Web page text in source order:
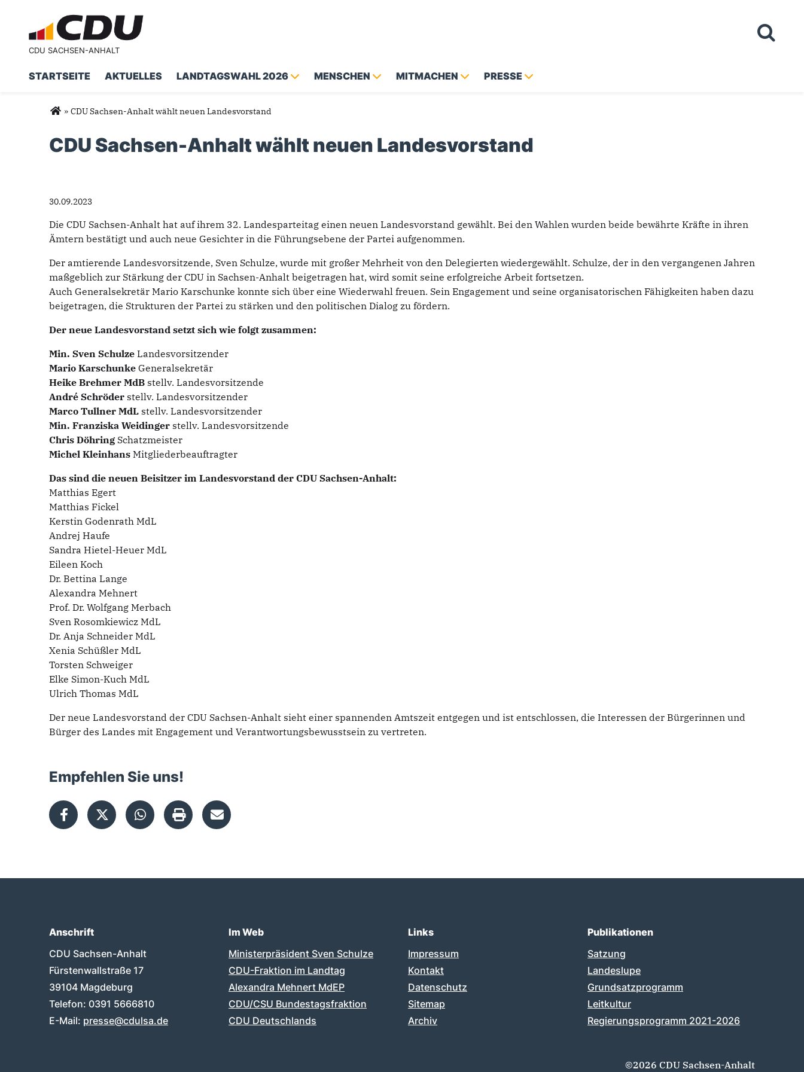
CDU SACHSEN-ANHALT
STARTSEITE AKTUELLES LANDTAGSWAHL 2026 MENSCHEN MITMACHEN PRESSE
Suchformular
Suche
Sie sind hier
» CDU Sachsen-Anhalt wählt neuen Landesvorstand
CDU Sachsen-Anhalt wählt neuen Landesvorstand
30.09.2023
Die CDU Sachsen-Anhalt hat auf ihrem 32. Landesparteitag einen neuen Landesvorstand gewählt. Bei den Wahlen wurden beide bewährte Kräfte in ihren
Ämtern bestätigt und auch neue Gesichter in die Führungsebene der Partei aufgenommen.
Der amtierende Landesvorsitzende, Sven Schulze, wurde mit großer Mehrheit von den Delegierten wiedergewählt. Schulze, der in den vergangenen Jahren
maßgeblich zur Stärkung der CDU in Sachsen-Anhalt beigetragen hat, wird somit seine erfolgreiche Arbeit fortsetzen.
Auch Generalsekretär Mario Karschunke konnte sich über eine Wiederwahl freuen. Sein Engagement und seine organisatorischen Fähigkeiten haben dazu
beigetragen, die Strukturen der Partei zu stärken und den politischen Dialog zu fördern.
Der neue Landesvorstand setzt sich wie folgt zusammen:
Min. Sven Schulze Landesvorsitzender
Mario Karschunke Generalsekretär
Heike Brehmer MdB stellv. Landesvorsitzende
André Schröder stellv. Landesvorsitzender
Marco Tullner MdL stellv. Landesvorsitzender
Min. Franziska Weidinger stellv. Landesvorsitzende
Chris Döhring Schatzmeister
Michel Kleinhans Mitgliederbeauftragter
Das sind die neuen Beisitzer im Landesvorstand der CDU Sachsen-Anhalt:
Matthias Egert
Matthias Fickel
Kerstin Godenrath MdL
Andrej Haufe
Sandra Hietel-Heuer MdL
Eileen Koch
Dr. Bettina Lange
Alexandra Mehnert
Prof. Dr. Wolfgang Merbach
Sven Rosomkiewicz MdL
Dr. Anja Schneider MdL
Xenia Schüßler MdL
Torsten Schweiger
Elke Simon-Kuch MdL
Ulrich Thomas MdL
Der neue Landesvorstand der CDU Sachsen-Anhalt sieht einer spannenden Amtszeit entgegen und ist entschlossen, die Interessen der Bürgerinnen und
Bürger des Landes mit Engagement und Verantwortungsbewusstsein zu vertreten.
Empfehlen Sie uns!
Fußbereich
Anschrift
CDU Sachsen-Anhalt
Fürstenwallstraße 17
39104 Magdeburg
Telefon: 0391 5666810
E-Mail: presse@cdulsa.de
Im Web
Ministerpräsident Sven Schulze
CDU-Fraktion im Landtag
Alexandra Mehnert MdEP
CDU/CSU Bundestagsfraktion
CDU Deutschlands
Links
Impressum
Kontakt
Datenschutz
Sitemap
Archiv
Publikationen
Satzung
Landeslupe
Grundsatzprogramm
Leitkultur
Regierungsprogramm 2021-2026
©2026 CDU Sachsen-Anhalt